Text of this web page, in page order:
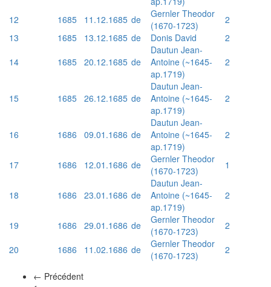
12 1685 11.12.1685 de
Gernler Theodor
(1670-1723)
2
13
1685 13.12.1685 de Donis David
2
14
1685 20.12.1685 de
Dautun Jean-
Antoine (~1645-
ap.1719)
2
15 1685 26.12.1685 de
Dautun Jean-
Antoine (~1645-
ap.1719)
2
16 1686 09.01.1686 de
Dautun Jean-
Antoine (~1645-
ap.1719)
2
17 1686 12.01.1686 de
Gernler Theodor
(1670-1723)
1
18 1686 23.01.1686 de
Dautun Jean-
Antoine (~1645-
ap.1719)
2
19 1686 29.01.1686 de
Gernler Theodor
(1670-1723)
2
20
1686 11.02.1686 de
Gernler Theodor
(1670-1723)
2
← Précédent